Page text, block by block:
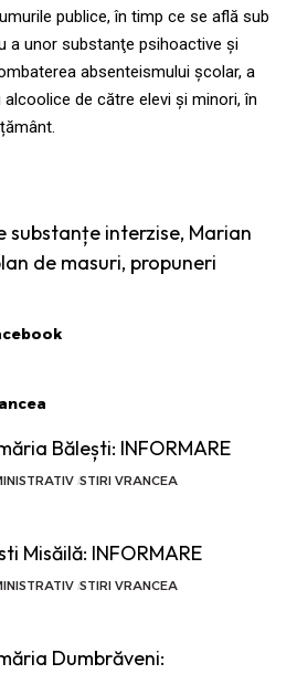
publice, în timp ce se află sub
a unor substanţe psihoactive și
absenteismului şcolar, a
de către elevi şi minori, în
substanțe interzise, Marian
de masuri, propuneri
Bălești: INFORMARE
STIRI VRANCEA
Misăilă: INFORMARE
STIRI VRANCEA
Dumbrăveni: